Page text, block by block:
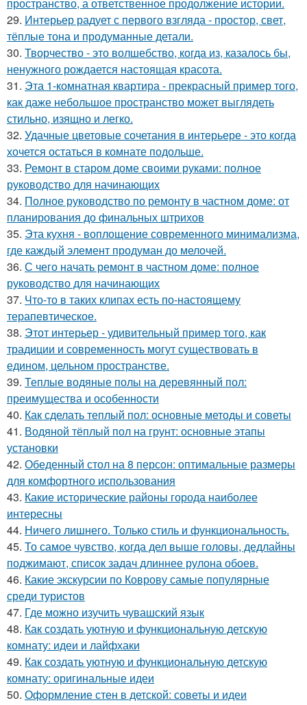
29. Интерьер радует с первого взгляда - простор, свет,
тёплые тона и продуманные детали.
30. Творчество - это волшебство, когда из, казалось бы,
ненужного рождается настоящая красота.
31. Эта 1-комнатная квартира - прекрасный пример того,
как даже небольшое пространство может выглядеть
стильно, изящно и легко.
32. Удачные цветовые сочетания в интерьере - это когда
хочется остаться в комнате подольше.
33. Ремонт в старом доме своими руками: полное
руководство для начинающих
34. Полное руководство по ремонту в частном доме: от
планирования до финальных штрихов
35. Эта кухня - воплощение современного минимализма,
где каждый элемент продуман до мелочей.
36. С чего начать ремонт в частном доме: полное
руководство для начинающих
37. Что-то в таких клипах есть по-настоящему
терапевтическое.
38. Этот интерьер - удивительный пример того, как
традиции и современность могут существовать в
едином, цельном пространстве.
39. Теплые водяные полы на деревянный пол:
преимущества и особенности
40. Как сделать теплый пол: основные методы и советы
41. Водяной тёплый пол на грунт: основные этапы
установки
42. Обеденный стол на 8 персон: оптимальные размеры
для комфортного использования
43. Какие исторические районы города наиболее
интересны
44. Ничего лишнего. Только стиль и функциональность.
45. То самое чувство, когда дел выше головы, дедлайны
поджимают, список задач длиннее рулона обоев.
46. Какие экскурсии по Коврову самые популярные
среди туристов
47. Где можно изучить чувашский язык
48. Как создать уютную и функциональную детскую
комнату: идеи и лайфхаки
49. Как создать уютную и функциональную детскую
комнату: оригинальные идеи
50. Оформление стен в детской: советы и идеи